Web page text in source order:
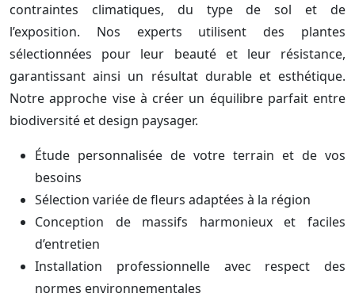
contraintes climatiques, du type de sol et de
l’exposition. Nos experts utilisent des plantes
sélectionnées pour leur beauté et leur résistance,
garantissant ainsi un résultat durable et esthétique.
Notre approche vise à créer un équilibre parfait entre
biodiversité et design paysager.
Étude personnalisée de votre terrain et de vos
besoins
Sélection variée de fleurs adaptées à la région
Conception de massifs harmonieux et faciles
d’entretien
Installation professionnelle avec respect des
normes environnementales